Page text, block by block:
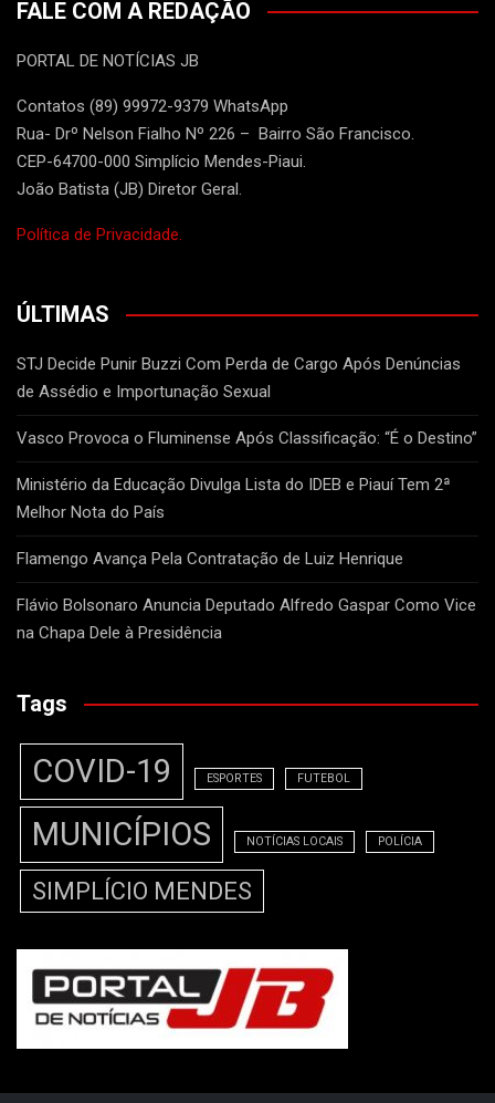
FALE COM A REDAÇÃO
PORTAL DE NOTÍCIAS JB
Contatos (89) 99972-9379 WhatsApp
Rua- Drº Nelson Fialho Nº 226 – Bairro São Francisco.
CEP-64700-000 Simplício Mendes-Piaui.
João Batista (JB) Diretor Geral.
Política de Privacidade.
ÚLTIMAS
STJ Decide Punir Buzzi Com Perda de Cargo Após Denúncias
de Assédio e Importunação Sexual
Vasco Provoca o Fluminense Após Classificação: “É o Destino”
Ministério da Educação Divulga Lista do IDEB e Piauí Tem 2ª
Melhor Nota do País
Flamengo Avança Pela Contratação de Luiz Henrique
Flávio Bolsonaro Anuncia Deputado Alfredo Gaspar Como Vice
na Chapa Dele à Presidência
Tags
COVID-19 ESPORTES FUTEBOL
MUNICÍPIOS NOTÍCIAS LOCAIS POLÍCIA
SIMPLÍCIO MENDES